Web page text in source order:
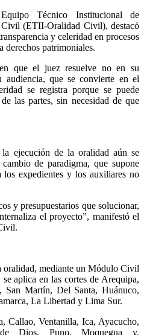
Técnico Institucional de
(ETII-Oralidad Civil), destacó
y celeridad en procesos
derechos patrimoniales.
que el juez resuelve no en su
audiencia, que se convierte en el
se registra porque se puede
las partes, sin necesidad de que
ejecución de la oralidad aún se
de paradigma, que supone
los expedientes y los auxiliares no
y presupuestarios que solucionar,
el proyecto”, manifestó el
mediante un Módulo Civil
aplica en las cortes de Arequipa,
San Martín, Del Santa, Huánuco,
La Libertad y Lima Sur.
Callao, Ventanilla, Ica, Ayacucho,
Dios, Puno, Moquegua y,